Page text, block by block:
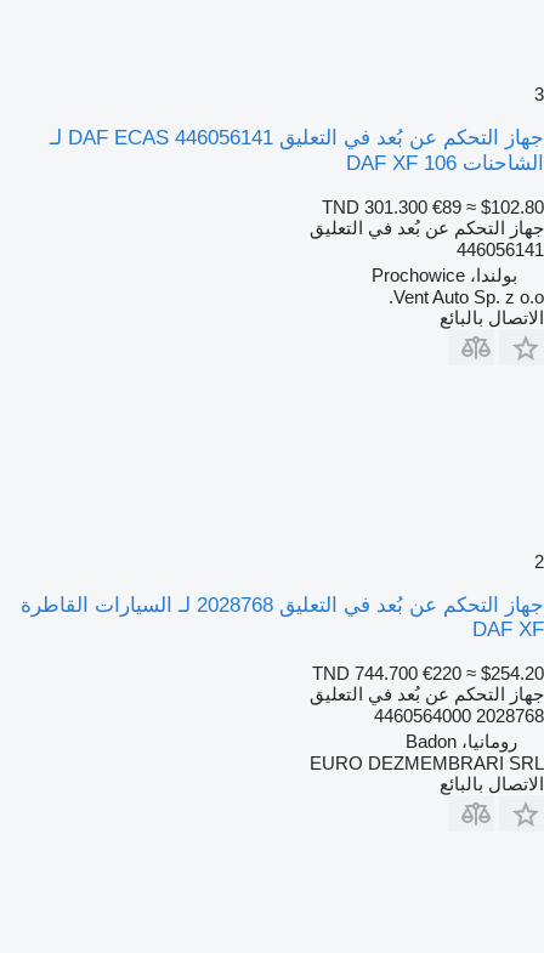
3
جهاز التحكم عن بُعد في التعليق DAF ECAS 446056141 لـ
الشاحنات DAF XF 106
TND 301.300 €89 ≈ $102.80
جهاز التحكم عن بُعد في التعليق
446056141
بولندا، Prochowice
Vent Auto Sp. z o.o.
الاتصال بالبائع
2
جهاز التحكم عن بُعد في التعليق 2028768 لـ السيارات القاطرة
DAF XF
TND 744.700 €220 ≈ $254.20
جهاز التحكم عن بُعد في التعليق
2028768 4460564000
رومانيا، Badon
EURO DEZMEMBRARI SRL
الاتصال بالبائع